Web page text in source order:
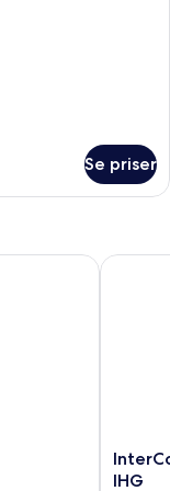
Se priser
Kansas
IHG